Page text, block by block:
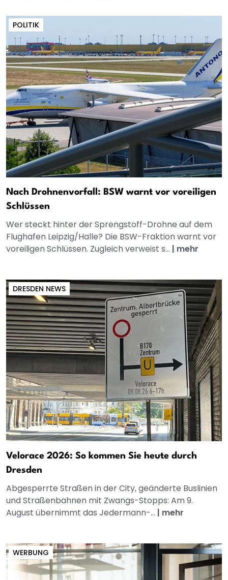
POLITIK
Nach Drohnenvorfall: BSW warnt vor voreiligen
Schlüssen
Wer steckt hinter der Sprengstoff-Drohne auf dem
Flughafen Leipzig/Halle? Die BSW-Fraktion warnt vor
voreiligen Schlüssen. Zugleich verweist s... | mehr
DRESDEN NEWS
Velorace 2026: So kommen Sie heute durch
Dresden
Abgesperrte Straßen in der City, geänderte Buslinien
und Straßenbahnen mit Zwangs-Stopps: Am 9.
August übernimmt das Jedermann-... | mehr
WERBUNG